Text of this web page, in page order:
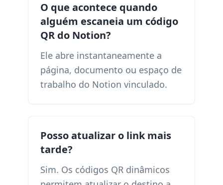
O que acontece quando
alguém escaneia um código
QR do Notion?
Ele abre instantaneamente a
página, documento ou espaço de
trabalho do Notion vinculado.
Posso atualizar o link mais
tarde?
Sim. Os códigos QR dinâmicos